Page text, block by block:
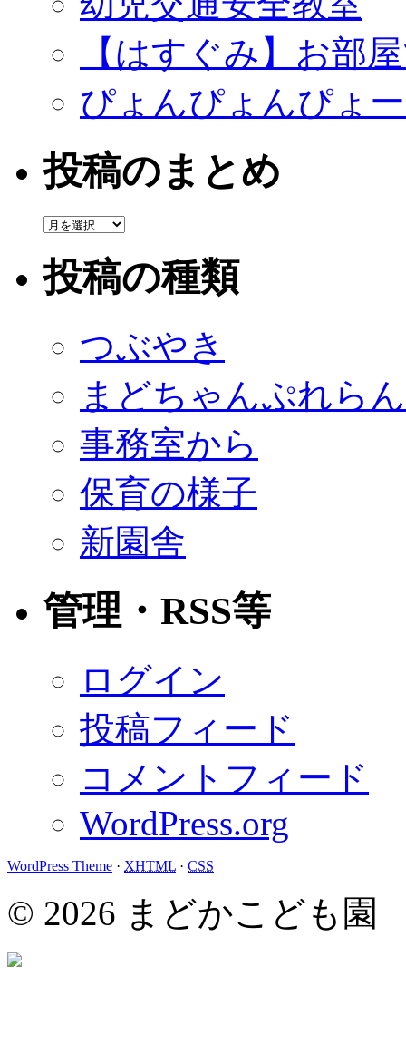
【はすぐみ】お部
ぴょんぴょんぴょ
投稿のまとめ
投
の
ま
と
投稿の種類
つぶやき
まどちゃんぷれら
事務室から
保育の様子
新園舎
管理・RSS等
ログイン
投稿フィード
コメントフィード
WordPress.org
WordPress Theme · XHTML · CSS
© 2026 まどかこども園